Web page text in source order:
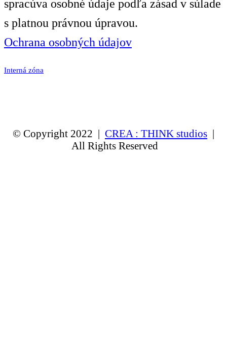
spracúva osobné údaje podľa zásad v súlade
s platnou právnou úpravou.
Ochrana osobných údajov
Interná zóna
© Copyright 2022 | CREA : THINK studios |
All Rights Reserved